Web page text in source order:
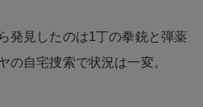
発見したのは1丁の拳銃と弾薬
の自宅捜索で状況は一変。